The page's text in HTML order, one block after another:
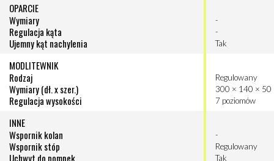
OPARCIE
Wymiary
Regulacja kąta
Ujemny kąt nachylenia
-
-
Tak
MODLITEWNIK
Rodzaj
Wymiary (dł. x szer.)
Regulacja wysokości
Regulowany
300 × 140 × 50
7 poziomów
INNE
Wspornik kolan
Wspornik stóp
Uchwyt do pompek
-
Regulowany
Tak